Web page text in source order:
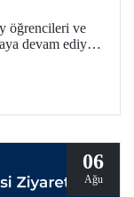
öğrencileri ve
devam ediyor.
devam
06
Ağu